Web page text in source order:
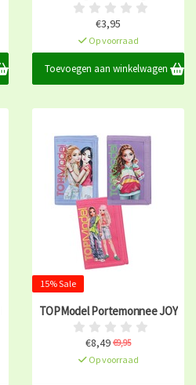
€3,95
Op voorraad
Toevoegen aan winkelwagen
15% Sale
TOPModel Portemonnee JOY
€8,49 €9,95
Op voorraad